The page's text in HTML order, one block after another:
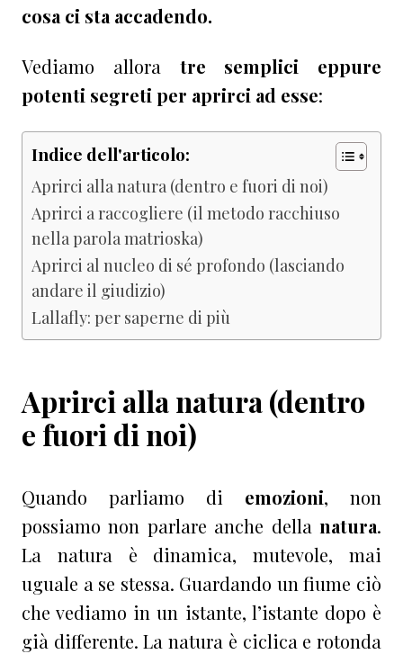
cosa ci sta accadendo.
Vediamo allora tre semplici eppure
potenti segreti per aprirci ad esse:
Indice dell'articolo:
Aprirci alla natura (dentro e fuori di noi)
Aprirci a raccogliere (il metodo racchiuso
nella parola matrioska)
Aprirci al nucleo di sé profondo (lasciando
andare il giudizio)
Lallafly: per saperne di più
Aprirci alla natura (dentro
e fuori di noi)
Quando parliamo di emozioni, non
possiamo non parlare anche della natura.
La natura è dinamica, mutevole, mai
uguale a se stessa. Guardando un fiume ciò
che vediamo in un istante, l’istante dopo è
già differente. La natura è ciclica e rotonda